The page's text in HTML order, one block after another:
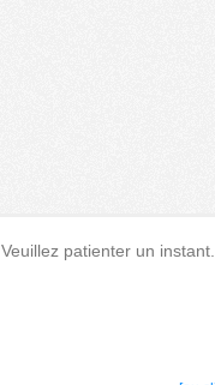
Veuillez patienter un